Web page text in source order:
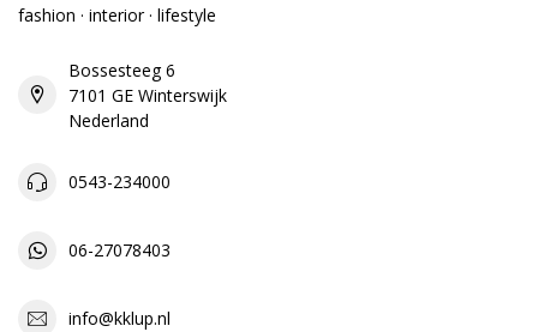
fashion · interior · lifestyle
Bossesteeg 6
7101 GE Winterswijk
Nederland
0543-234000
06-27078403
info@kklup.nl